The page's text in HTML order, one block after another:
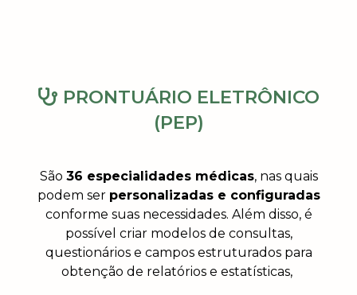
PRONTUÁRIO ELETRÔNICO
(PEP)
São 36 especialidades médicas, nas quais
podem ser personalizadas e configuradas
conforme suas necessidades. Além disso, é
possível criar modelos de consultas,
questionários e campos estruturados para
obtenção de relatórios e estatísticas,